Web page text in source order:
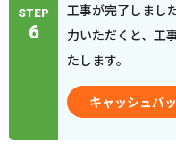
STEP
6
工事が完了しまし
力いただくと、工
たします。
キャッシュバ